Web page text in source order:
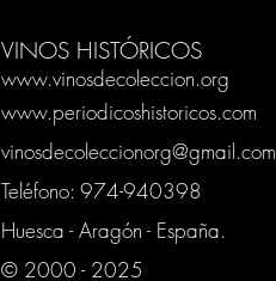
VINOS HISTÓRICOS
www.vinosdecoleccion.org
www.periodicoshistoricos.com
vinosdecoleccionorg@gmail.com
Teléfono: 974-940398
Huesca - Aragón - España.
© 2000 - 2025